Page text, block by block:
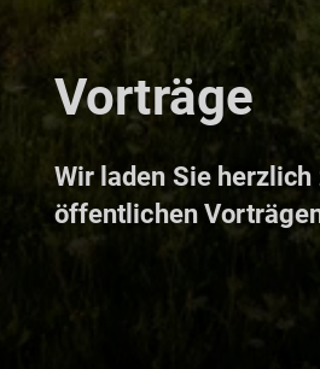
Vorträge
Wir laden Sie herzlich
öffentlichen